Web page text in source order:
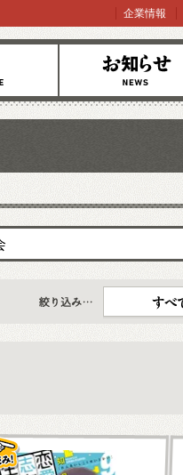
お知らせ
企業情報
すべて